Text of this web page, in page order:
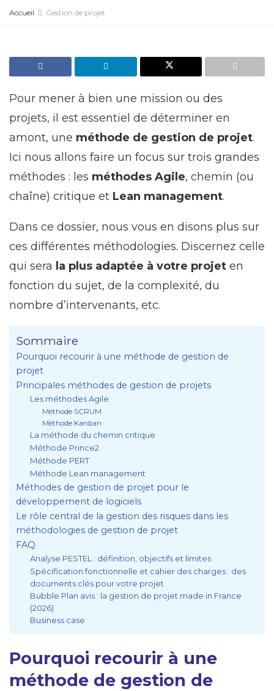
Accueil Gestion de projet
Pour mener à bien une mission ou des
projets, il est essentiel de déterminer en
amont, une méthode de gestion de projet.
Ici nous allons faire un focus sur trois grandes
méthodes : les méthodes Agile, chemin (ou
chaîne) critique et Lean management.
Dans ce dossier, nous vous en disons plus sur
ces différentes méthodologies. Discernez celle
qui sera la plus adaptée à votre projet en
fonction du sujet, de la complexité, du
nombre d’intervenants, etc.
Sommaire
Pourquoi recourir à une méthode de gestion de
projet
Principales méthodes de gestion de projets
Les méthodes Agile
Méthode SCRUM
Méthode Kanban
La méthode du chemin critique
Méthode Prince2
Méthode PERT
Méthode Lean management
Méthodes de gestion de projet pour le
développement de logiciels
Le rôle central de la gestion des risques dans les
méthodologies de gestion de projet
FAQ
Analyse PESTEL : définition, objectifs et limites
Spécification fonctionnelle et cahier des charges : des
documents clés pour votre projet
Bubble Plan avis : la gestion de projet made in France
(2026)
Business case
Pourquoi recourir à une
méthode de gestion de